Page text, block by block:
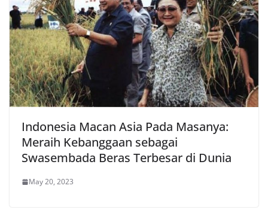
Indonesia Macan Asia Pada Masanya:
Meraih Kebanggaan sebagai
Swasembada Beras Terbesar di Dunia
May 20, 2023